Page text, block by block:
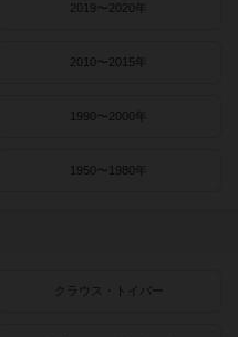
2019〜2020年
2010〜2015年
1990〜2000年
1950〜1980年
クラウス・トイバー